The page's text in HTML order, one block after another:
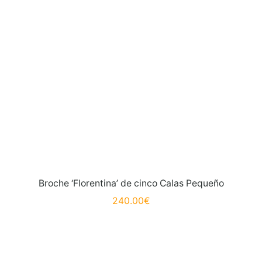
Broche ‘Florentina’ de cinco Calas Pequeño
240.00€